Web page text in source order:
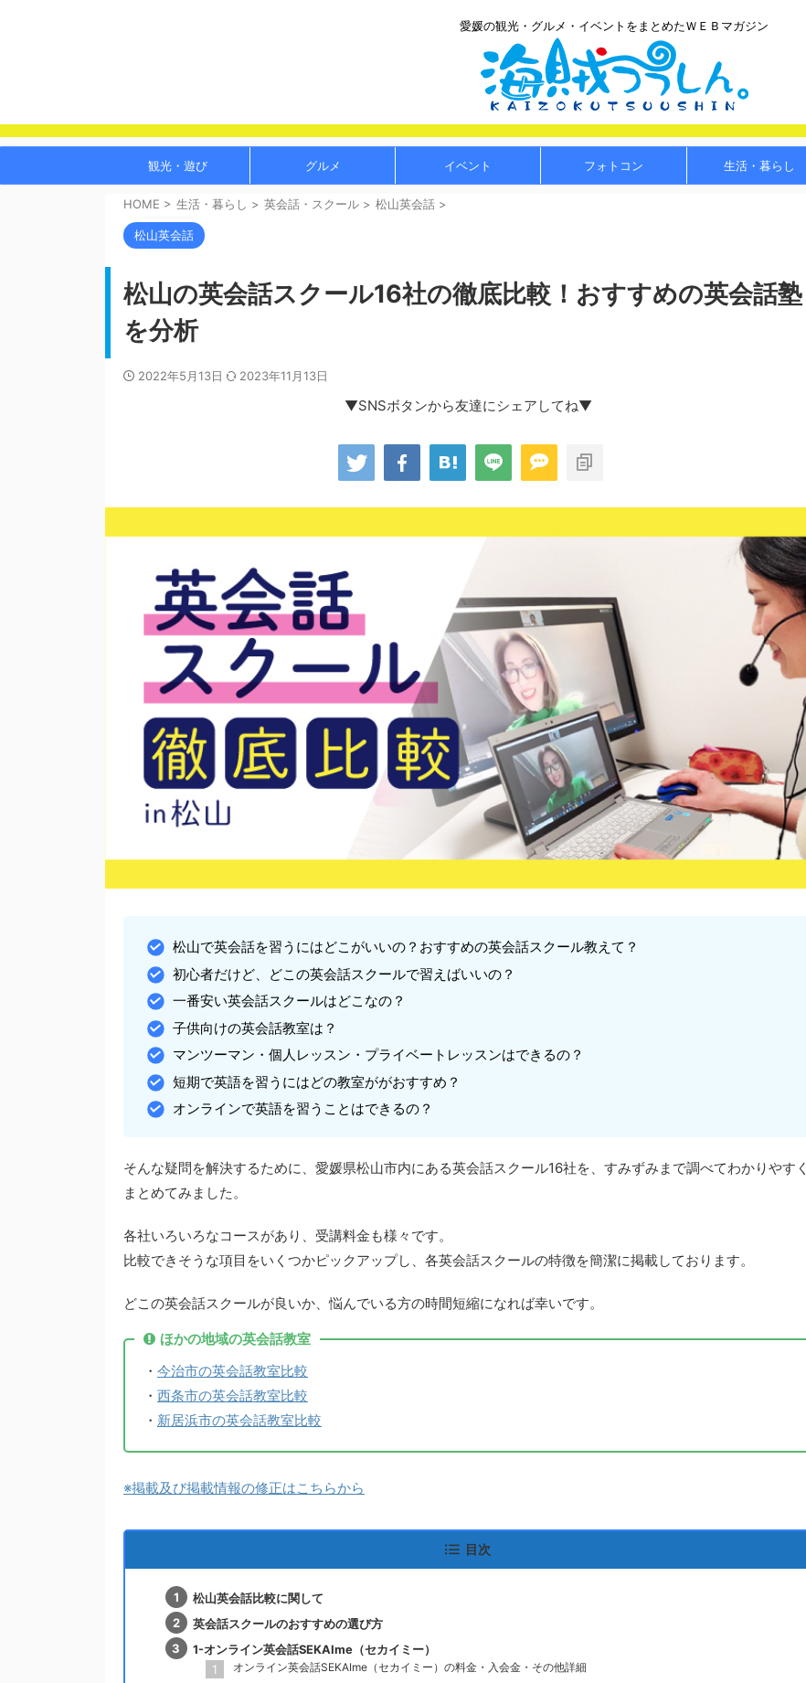
愛媛の観光・グルメ・イベントをまとめたＷＥＢマガジン
観光・遊び グルメ イベント フォトコン 生活・暮らし
HOME > 生活・暮らし > 英会話・スクール > 松山英会話 >
松山英会話
松山の英会話スクール16社の徹底比較！おすすめの英会話塾
を分析
2022年5月13日 2023年11月13日
▼SNSボタンから友達にシェアしてね▼
松山で英会話を習うにはどこがいいの？おすすめの英会話スクール教えて？
初心者だけど、どこの英会話スクールで習えばいいの？
一番安い英会話スクールはどこなの？
子供向けの英会話教室は？
マンツーマン・個人レッスン・プライベートレッスンはできるの？
短期で英語を習うにはどの教室ががおすすめ？
オンラインで英語を習うことはできるの？
そんな疑問を解決するために、愛媛県松山市内にある英会話スクール16社を、すみずみまで調べてわかりやすく
まとめてみました。
各社いろいろなコースがあり、受講料金も様々です。
比較できそうな項目をいくつかピックアップし、各英会話スクールの特徴を簡潔に掲載しております。
どこの英会話スクールが良いか、悩んでいる方の時間短縮になれば幸いです。
ほかの地域の英会話教室
・ 今治市の英会話教室比較
・ 西条市の英会話教室比較
・ 新居浜市の英会話教室比較
※掲載及び掲載情報の修正はこちらから
目次
松山英会話比較に関して
英会話スクールのおすすめの選び方
1-オンライン英会話SEKAIme（セカイミー）
オンライン英会話SEKAIme（セカイミー）の料金・入会金・その他詳細